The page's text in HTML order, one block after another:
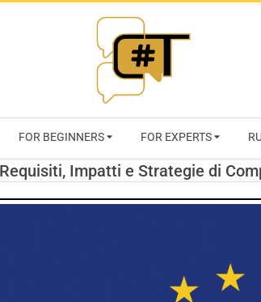
RIVISTA
FOR BEGINNERS FOR EXPERTS
Impatti e Strategie di